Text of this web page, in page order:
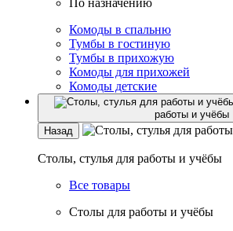
По назначению
Комоды в спальню
Тумбы в гостиную
Тумбы в прихожую
Комоды для прихожей
Комоды детские
работы и учёбы
Назад
Столы, стулья для работы и учёбы
Все товары
Столы для работы и учёбы